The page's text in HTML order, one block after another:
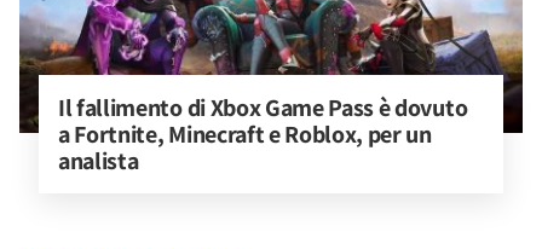
Il fallimento di Xbox Game Pass è dovuto
a Fortnite, Minecraft e Roblox, per un
analista